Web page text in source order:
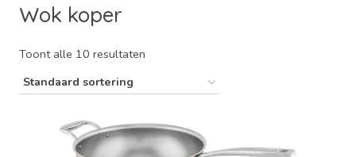
Wok koper
Toont alle 10 resultaten